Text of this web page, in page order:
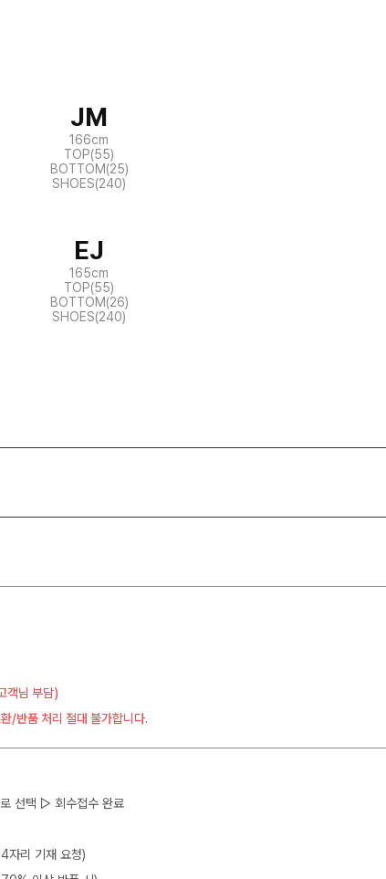
JM
166cm
TOP(55)
BOTTOM(25)
SHOES(240)
EJ
165cm
TOP(55)
BOTTOM(26)
SHOES(240)
객님 부담)
/반품 처리 절대 불가합니다.
선택 ▷ 회수접수 완료
자리 기재 요청)